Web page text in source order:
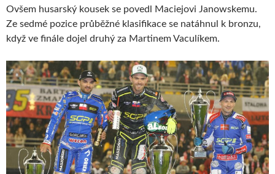
Ovšem husarský kousek se povedl Maciejovi Janowskemu.
Ze sedmé pozice průběžné klasifikace se natáhnul k bronzu,
když ve finále dojel druhý za Martinem Vaculíkem.